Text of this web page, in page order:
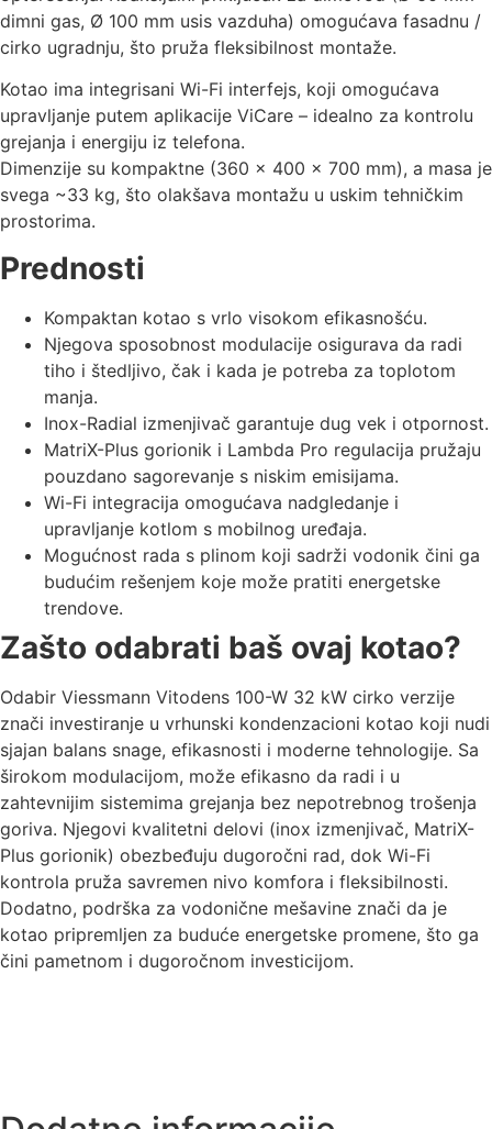
dimni gas, Ø 100 mm usis vazduha) omogućava fasadnu /
cirko ugradnju, što pruža fleksibilnost montaže.
Kotao ima integrisani Wi-Fi interfejs, koji omogućava
upravljanje putem aplikacije ViCare – idealno za kontrolu
grejanja i energiju iz telefona.
Dimenzije su kompaktne (360 × 400 × 700 mm), a masa je
svega ~33 kg, što olakšava montažu u uskim tehničkim
prostorima.
Prednosti
Kompaktan kotao s vrlo visokom efikasnošću.
Njegova sposobnost modulacije osigurava da radi
tiho i štedljivo, čak i kada je potreba za toplotom
manja.
Inox-Radial izmenjivač garantuje dug vek i otpornost.
MatriX-Plus gorionik i Lambda Pro regulacija pružaju
pouzdano sagorevanje s niskim emisijama.
Wi-Fi integracija omogućava nadgledanje i
upravljanje kotlom s mobilnog uređaja.
Mogućnost rada s plinom koji sadrži vodonik čini ga
budućim rešenjem koje može pratiti energetske
trendove.
Zašto odabrati baš ovaj kotao?
Odabir Viessmann Vitodens 100-W 32 kW cirko verzije
znači investiranje u vrhunski kondenzacioni kotao koji nudi
sjajan balans snage, efikasnosti i moderne tehnologije. Sa
širokom modulacijom, može efikasno da radi i u
zahtevnijim sistemima grejanja bez nepotrebnog trošenja
goriva. Njegovi kvalitetni delovi (inox izmenjivač, MatriX-
Plus gorionik) obezbeđuju dugoročni rad, dok Wi-Fi
kontrola pruža savremen nivo komfora i fleksibilnosti.
Dodatno, podrška za vodonične mešavine znači da je
kotao pripremljen za buduće energetske promene, što ga
čini pametnom i dugoročnom investicijom.